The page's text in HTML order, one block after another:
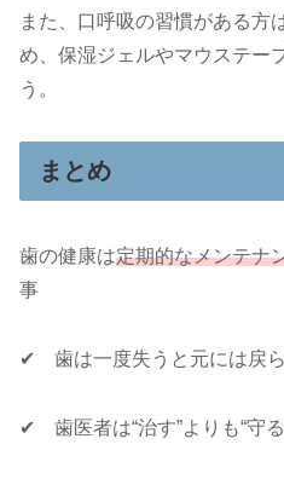
また、口呼吸の習慣がある方
め、保湿ジェルやマウステー
う。
まとめ
歯の健康は定期的なメンテナ
事
✔ 歯は一度失うと元には戻
✔ 歯医者は“治す”よりも“守